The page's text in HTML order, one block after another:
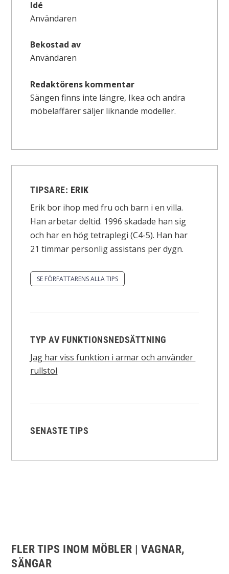
Idé
Användaren
Bekostad av
Användaren
Redaktörens kommentar
Sängen finns inte längre, Ikea och andra
möbelaffärer säljer liknande modeller.
TIPSARE: ERIK
Erik bor ihop med fru och barn i en villa.
Han arbetar deltid. 1996 skadade han sig
och har en hög tetraplegi (C4-5). Han har
21 timmar personlig assistans per dygn.
SE FÖRFATTARENS ALLA TIPS
TYP AV FUNKTIONSNEDSÄTTNING
Jag har viss funktion i armar och använder
rullstol
SENASTE TIPS
FLER TIPS INOM MÖBLER | VAGNAR,
SÄNGAR